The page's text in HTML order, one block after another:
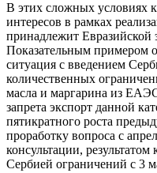
В этих сложных условиях
интересов в рамках
принадлежит Евразийской
Показательным примером
ситуация с введением
количественных
масла и маргарина из
запрета экспорт данной
пятикратного роста
проработку вопроса с
консультации,
Сербией ограничений с 3